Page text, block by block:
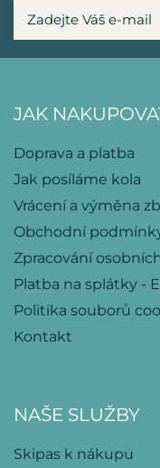
JAK
Doprava a platba
Jak posíláme kola
Vrácení a výměna
Obchodní
Zpracování
Platba na splátky -
Politika souborů
Kontakt
NAŠE SLUŽBY
Skipas k nákupu